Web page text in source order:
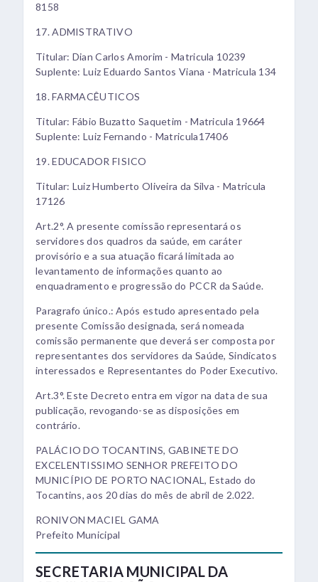
8158
17. ADMISTRATIVO
Titular: Dian Carlos Amorim - Matricula 10239
Suplente: Luiz Eduardo Santos Viana - Matricula 134
18. FARMACÊUTICOS
Titular: Fábio Buzatto Saquetim - Matricula 19664
Suplente: Luiz Fernando - Matricula17406
19. EDUCADOR FISICO
Titular: Luiz Humberto Oliveira da Silva - Matricula
17126
Art.2°. A presente comissão representará os
servidores dos quadros da saúde, em caráter
provisório e a sua atuação ficará limitada ao
levantamento de informações quanto ao
enquadramento e progressão do PCCR da Saúde.
Paragrafo único.: Após estudo apresentado pela
presente Comissão designada, será nomeada
comissão permanente que deverá ser composta por
representantes dos servidores da Saúde, Sindicatos
interessados e Representantes do Poder Executivo.
Art.3°. Este Decreto entra em vigor na data de sua
publicação, revogando-se as disposições em
contrário.
PALÁCIO DO TOCANTINS, GABINETE DO
EXCELENTISSIMO SENHOR PREFEITO DO
MUNICÍPIO DE PORTO NACIONAL, Estado do
Tocantins, aos 20 dias do mês de abril de 2.022.
RONIVON MACIEL GAMA
Prefeito Municipal
SECRETARIA MUNICIPAL DA